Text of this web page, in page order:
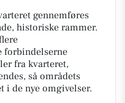
gennemføres
historiske rammer.
forbindelserne
fra kvarteret,
så områdets
i de nye omgivelser.